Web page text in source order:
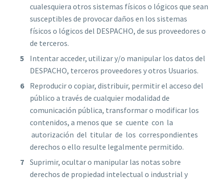
cualesquiera otros sistemas físicos o lógicos que sean
susceptibles de provocar daños en los sistemas
físicos o lógicos del DESPACHO, de sus proveedores o
de terceros.
Intentar acceder, utilizar y/o manipular los datos del
DESPACHO, terceros proveedores y otros Usuarios.
Reproducir o copiar, distribuir, permitir el acceso del
público a través de cualquier modalidad de
comunicación pública, transformar o modificar los
contenidos, a menos que se cuente con la
autorización del titular de los correspondientes
derechos o ello resulte legalmente permitido.
Suprimir, ocultar o manipular las notas sobre
derechos de propiedad intelectual o industrial y